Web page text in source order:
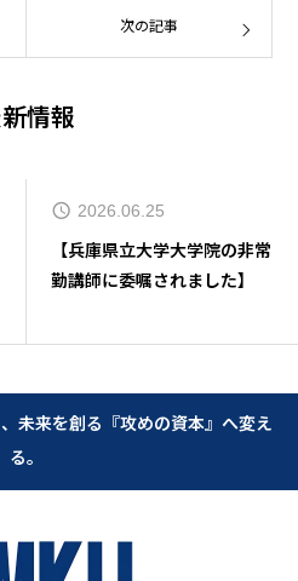
次の記事
情報
2026.06.25
【兵庫県立大学大学院の非常
勤講師に委嘱されました】
未来を創る『攻めの資本』へ変え
る。